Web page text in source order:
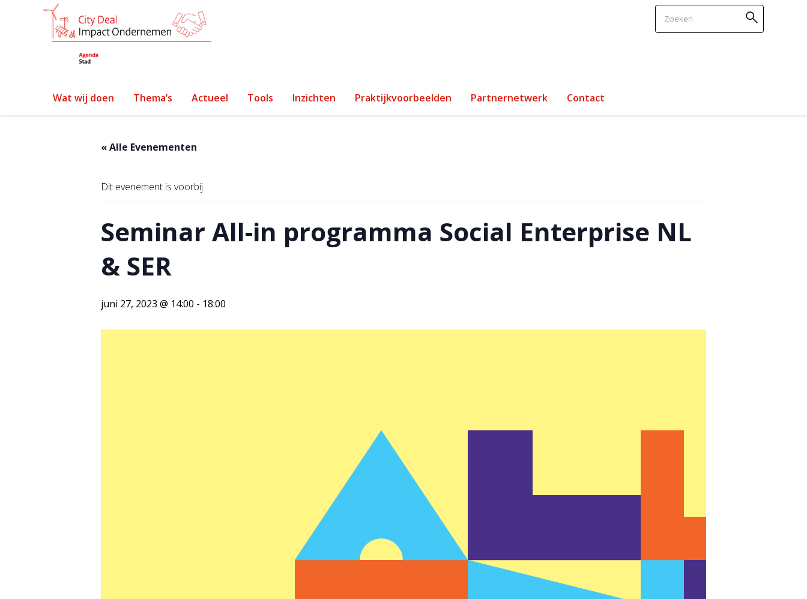
Wat wij doen Thema’s Actueel Tools Inzichten Praktijkvoorbeelden Partnernetwerk Contact
« Alle Evenementen
Dit evenement is voorbij.
Seminar All-in programma Social Enterprise NL
& SER
juni 27, 2023 @ 14:00 - 18:00